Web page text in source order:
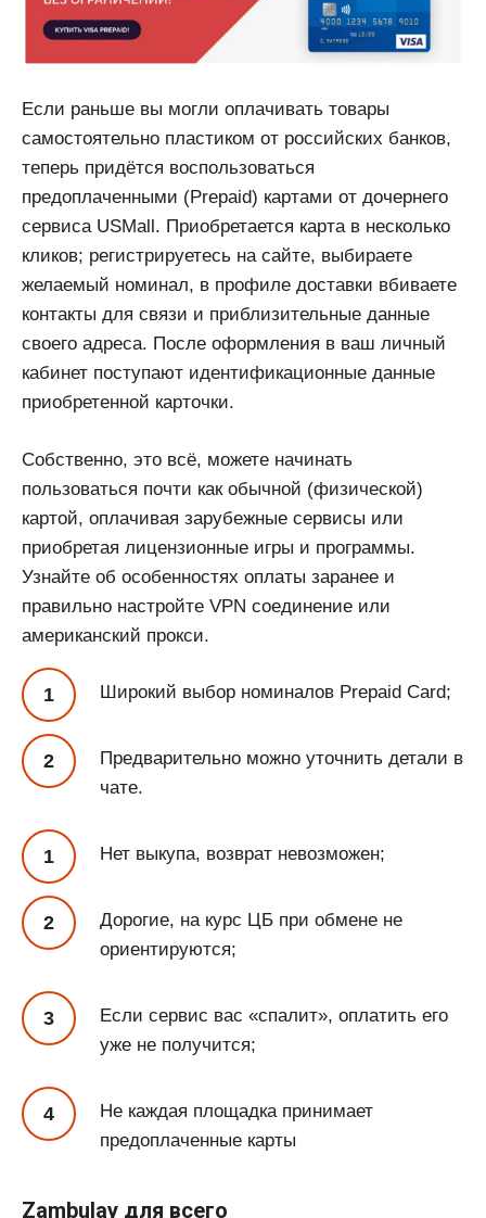
Если раньше вы могли оплачивать товары
самостоятельно пластиком от российских банков,
теперь придётся воспользоваться
предоплаченными (Prepaid) картами от дочернего
сервиса USMall. Приобретается карта в несколько
кликов; регистрируетесь на сайте, выбираете
желаемый номинал, в профиле доставки вбиваете
контакты для связи и приблизительные данные
своего адреса. После оформления в ваш личный
кабинет поступают идентификационные данные
приобретенной карточки.
Собственно, это всё, можете начинать
пользоваться почти как обычной (физической)
картой, оплачивая зарубежные сервисы или
приобретая лицензионные игры и программы.
Узнайте об особенностях оплаты заранее и
правильно настройте VPN соединение или
американский прокси.
Широкий выбор номиналов Prepaid Card;
Предварительно можно уточнить детали в
чате.
Нет выкупа, возврат невозможен;
Дорогие, на курс ЦБ при обмене не
ориентируются;
Если сервис вас «спалит», оплатить его
уже не получится;
Не каждая площадка принимает
предоплаченные карты
Zambulay для всего